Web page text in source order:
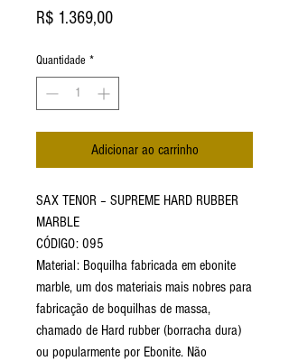
R$ 1.369,00Preço
Quantidade *
Adicionar ao carrinho
SAX TENOR – SUPREME HARD RUBBER
MARBLE
CÓDIGO: 095
Material: Boquilha fabricada em ebonite
marble, um dos materiais mais nobres para
fabricação de boquilhas de massa,
chamado de Hard rubber (borracha dura)
ou popularmente por Ebonite. Não